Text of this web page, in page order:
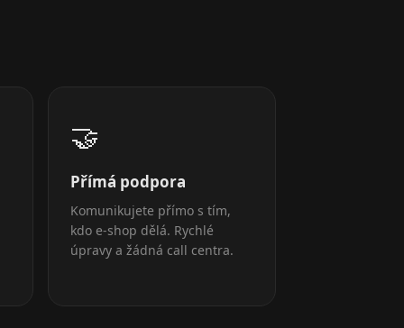
🤝
Přímá podpora
Komunikujete přímo s tím,
kdo e-shop dělá. Rychlé
úpravy a žádná call centra.